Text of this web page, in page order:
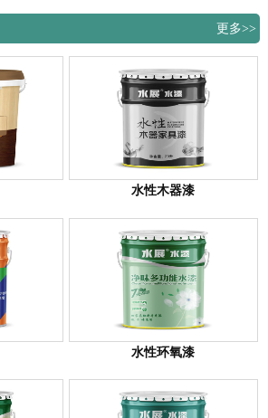
更多>>
水性木器漆
水性环氧漆